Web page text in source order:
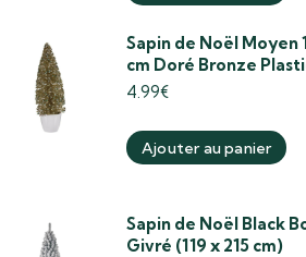
Sapin de Noël Moyen
cm Doré Bronze
4.99€
Ajouter au panier
Sapin de Noël Black
Givré (119 x 215 cm)